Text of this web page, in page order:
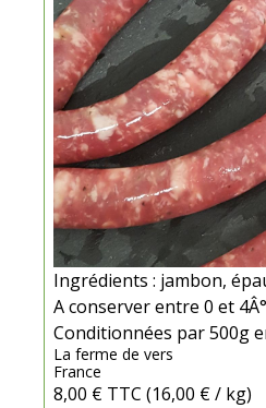
Ingrédients : jambon,
A conserver entre 0 et
Conditionnées par 500g
La ferme de vers
France
8,00 € TTC (16,00 € / kg)